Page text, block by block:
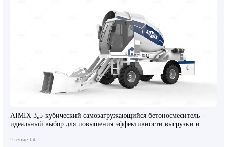
AIMIX 3,5-кубический самозагружающийся бетоносмеситель -
идеальный выбор для повышения эффективности выгрузки и
Чтение:64